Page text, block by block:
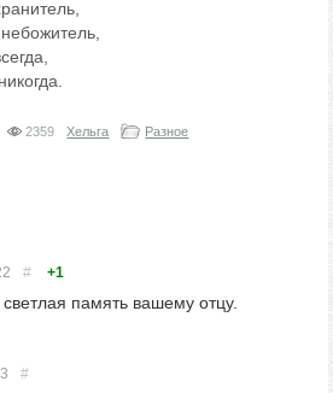
2359 Хельга Разное
# +1
память вашему отцу.
#